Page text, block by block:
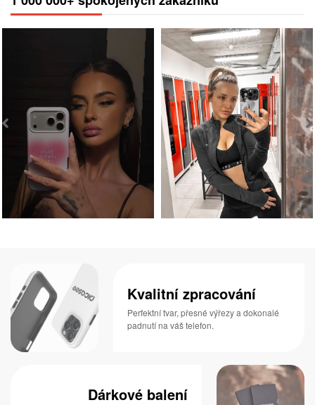
Kvalitní zpracování
Perfektní tvar, přesné výřezy a dokonalé
padnutí na váš telefon.
Dárkové balení